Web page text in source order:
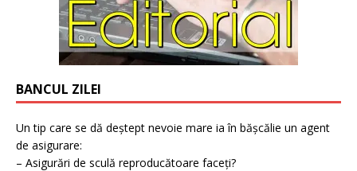
BANCUL ZILEI
Un tip care se dă deștept nevoie mare ia în bășcălie un agent
de asigurare:
– Asigurări de sculă reproducătoare faceți?